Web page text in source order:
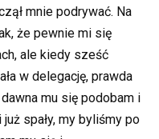
mnie podrywać. Na
że pewnie mi się
ale kiedy sześć
w delegację, prawda
mu się podobam i
spały, my byliśmy po